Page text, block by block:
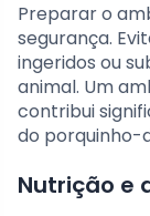
Preparar o
segurança.
ingeridos ou
animal. Um
contribui
do porquinho-
Nutrição e